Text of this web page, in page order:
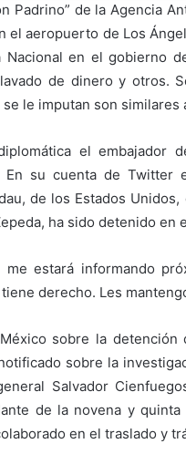
Padrino” de la Agencia
el aeropuerto de Los
Nacional en el gobierno
de dinero y otros.
le imputan son similares
el embajador
En su cuenta de
de los Estados
ha sido detenido
estará informando
derecho. Les
sobre la
sobre la
Salvador
de la novena y
en el traslado y